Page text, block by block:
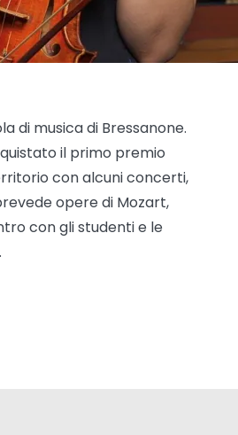
di musica di Bressanone.
il primo premio
con alcuni concerti,
opere di Mozart,
con gli studenti e le